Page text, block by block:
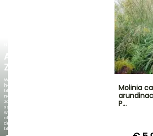
AGAPANTHUS
ZAMBEZI
Wanneer
het
blad
net
zo
spectaculair
wordt
als
de
bloei!
Molinia
P…